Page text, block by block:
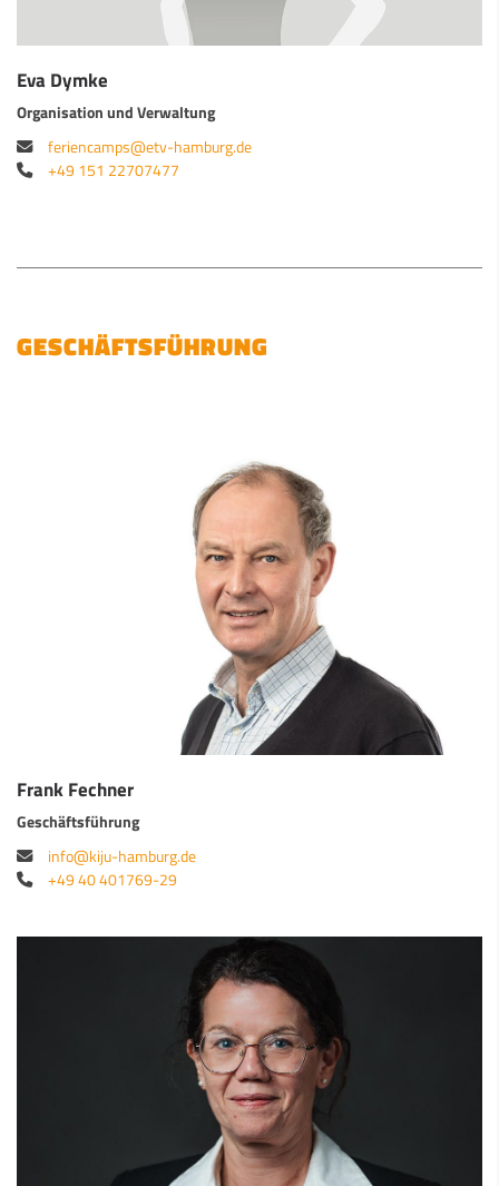
Eva Dymke
Organisation und Verwaltung
feriencamps@etv-hamburg.de
+49 151 22707477
GESCHÄFTSFÜHRUNG
Frank Fechner
Geschäftsführung
info@kiju-hamburg.de
+49 40 401769-29